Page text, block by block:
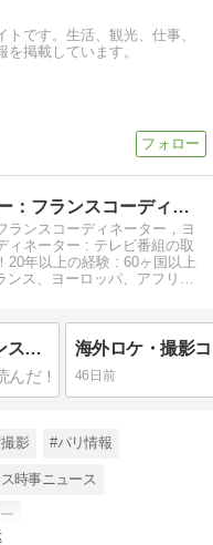
です。生活、観光、仕事、
掲載しています。
パリコーディネーター：フランスコーディネーター：海外ロケ
ランスコーディネーター，ヨ
ィネーター : テレビ番組の取
20年以上の経験 : 60ヶ国以上
ス、ヨーロッパ、アフリカ
フランスコーディネーター：フランス撮影コーディネーター：パリ：ヨーロッパ：アフリカ：海外TV取材コーディネート：海外ロケ・撮影コーディネーター
46日前
影 #パリ情報
時事ニュース